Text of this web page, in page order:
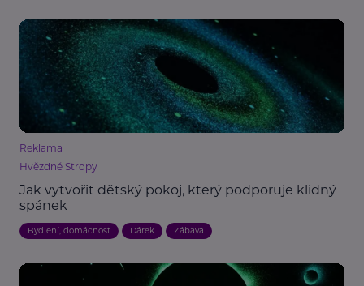
Reklama
Hvězdné Stropy
Jak vytvořit dětský pokoj, který podporuje klidný
spánek
Bydlení, domácnost Dárek Zábava